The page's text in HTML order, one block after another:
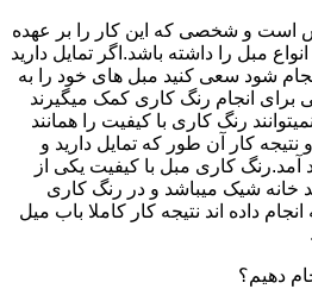
است و شخصی که این کار را بر عهده
مبل را داشته باشد.اگر تمایل دارید
شود سعی کنید مبل های خود را به
برای انجام رنگ کاری کمک میگیرند
رنگ کاری با کیفیت را همانند
نتیجه کار آن طور که تمایل دارید و
آمد.رنگ کاری مبل با کیفیت یکی از
شیک میباشد و در رنگ کاری
داده اند نتیجه کار کاملا باب میل
دهیم؟